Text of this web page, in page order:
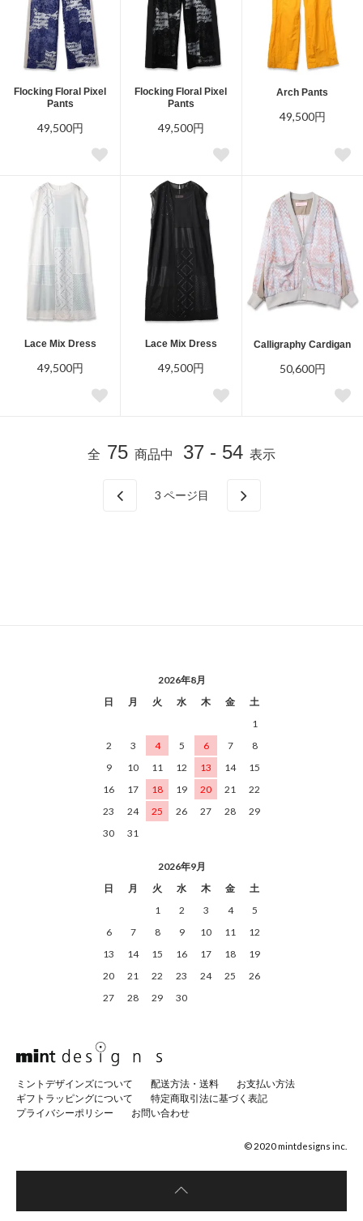
Flocking Floral Pixel
Pants
49,500円
Flocking Floral Pixel
Pants
49,500円
Arch Pants
49,500円
Lace Mix Dress
49,500円
Lace Mix Dress
49,500円
Calligraphy Cardigan
50,600円
全 75 商品中 37 - 54 表示
3 ページ目
2026年8月
日
月 火 水 木 金
土
1
2
3 4 5 6 7
8
9
10 11 12 13 14
15
16
17 18 19 20 21
22
23
24 25 26 27 28
29
30
31
2026年9月
日
月 火 水 木 金
土
1
2 3 4
5
6
7 8 9 10 11
12
13
14 15 16 17 18
19
20
21 22 23 24 25
26
27
28 29 30
ミントデザインズについて 配送方法・送料
お支払い方法
ギフトラッピングについて
特定商取引法に基づく表記
プライバシーポリシー
お問い合わせ
© 2020 mintdesigns inc.